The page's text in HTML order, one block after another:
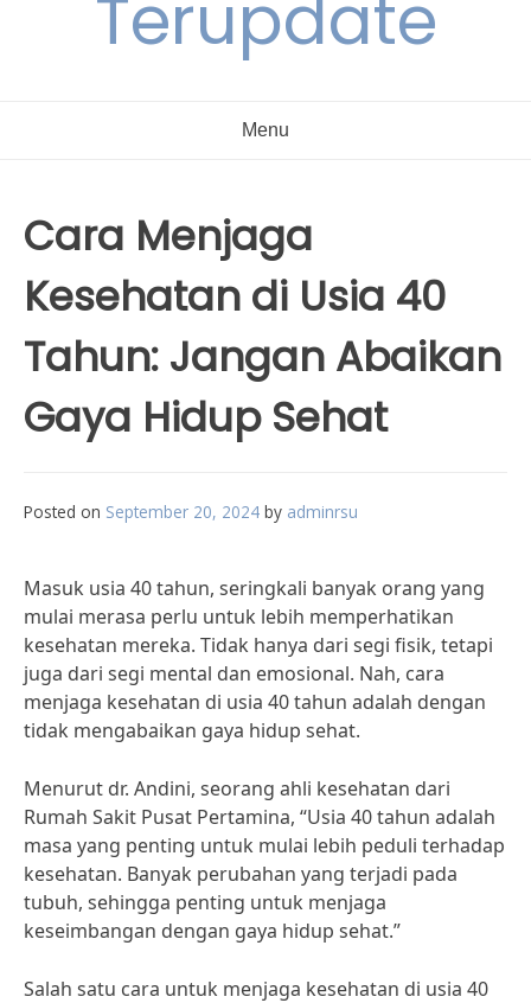
Terupdate
Menu
Cara Menjaga
Kesehatan di Usia 40
Tahun: Jangan Abaikan
Gaya Hidup Sehat
Posted on September 20, 2024 by adminrsu
Masuk usia 40 tahun, seringkali banyak orang yang
mulai merasa perlu untuk lebih memperhatikan
kesehatan mereka. Tidak hanya dari segi fisik, tetapi
juga dari segi mental dan emosional. Nah, cara
menjaga kesehatan di usia 40 tahun adalah dengan
tidak mengabaikan gaya hidup sehat.
Menurut dr. Andini, seorang ahli kesehatan dari
Rumah Sakit Pusat Pertamina, “Usia 40 tahun adalah
masa yang penting untuk mulai lebih peduli terhadap
kesehatan. Banyak perubahan yang terjadi pada
tubuh, sehingga penting untuk menjaga
keseimbangan dengan gaya hidup sehat.”
Salah satu cara untuk menjaga kesehatan di usia 40